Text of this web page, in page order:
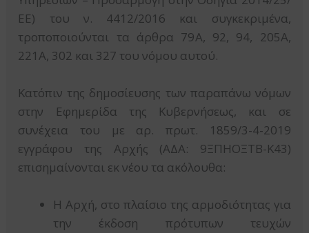
ΕΕ) του ν. 4412/2016 και συγκεκριμένα,
τροποποιούνται τα άρθρα 79Α, 92, 94, 205Α,
221Α, 302 και 327 του νόμου αυτού.
Κατόπιν της δημοσίευσης των παραπάνω νόμων
στην Εφημερίδα της Κυβερνήσεως, και σε
συνέχεια του με αρ. πρωτ. 1859/3-4-2019
εγγράφου της Αρχής (ΑΔΑ: 9ΞΠΗΟΞΤΒ-Κ43)
επισημαίνονται εκ νέου τα ακόλουθα:
Η Αρχή, στο πλαίσιο της αρμοδιότητας για
την έκδοση πρότυπων τευχών